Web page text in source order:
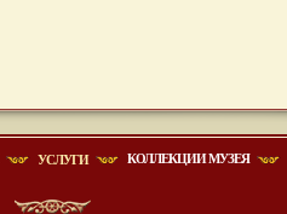
УСЛУГИ КОЛЛЕКЦИИ МУЗЕЯ